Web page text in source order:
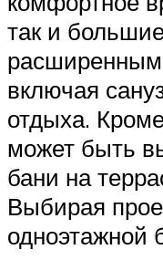
так и
включая
отдыха.
может быть
бани на
Выбирая
одноэтажной